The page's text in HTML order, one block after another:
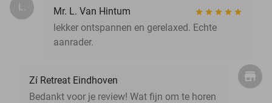
L.
Mr. L. Van Hintum
lekker ontspannen en gerelaxed. Echte
aanrader.
Zí Retreat Eindhoven
Bedankt voor je review! Wat fijn om te horen